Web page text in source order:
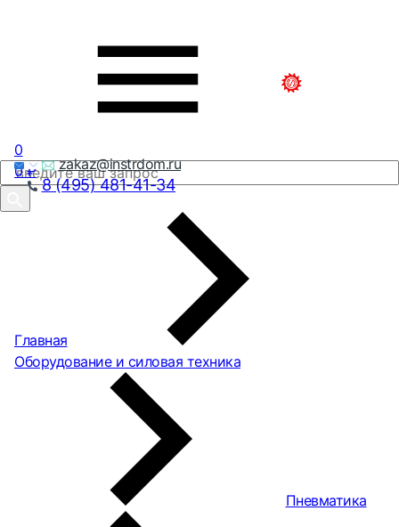
zakaz@instrdom.ru
8 (495) 481-41-34
0
0₽
Главная
Оборудование и силовая техника
Пневматика